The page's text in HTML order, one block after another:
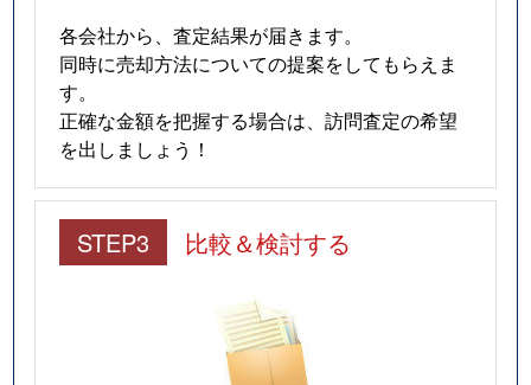
各会社から、査定結果が届きます。
同時に売却方法についての提案をしてもらえま
す。
正確な金額を把握する場合は、訪問査定の希望
を出しましょう！
STEP3 比較＆検討する